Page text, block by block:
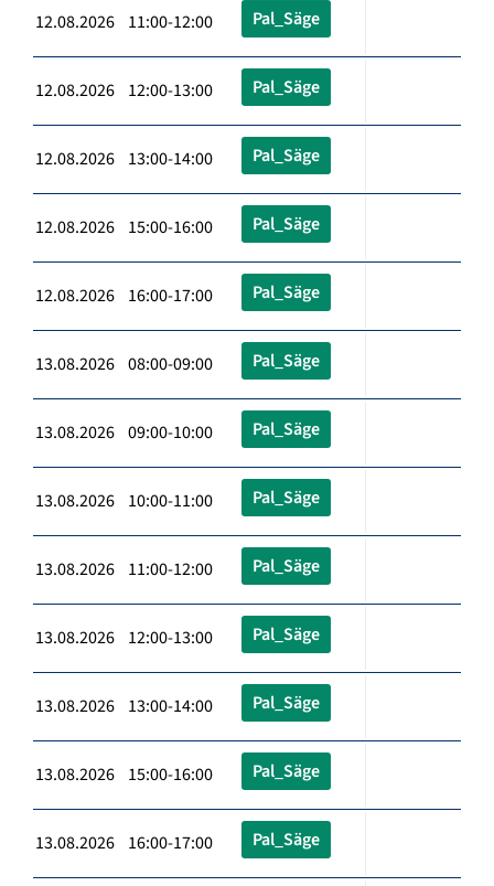
12.08.2026 11:00-12:00 Pal_Säge
12.08.2026 12:00-13:00 Pal_Säge
12.08.2026 13:00-14:00 Pal_Säge
12.08.2026 15:00-16:00 Pal_Säge
12.08.2026 16:00-17:00 Pal_Säge
13.08.2026 08:00-09:00 Pal_Säge
13.08.2026 09:00-10:00 Pal_Säge
13.08.2026 10:00-11:00 Pal_Säge
13.08.2026 11:00-12:00 Pal_Säge
13.08.2026 12:00-13:00 Pal_Säge
13.08.2026 13:00-14:00 Pal_Säge
13.08.2026 15:00-16:00 Pal_Säge
13.08.2026 16:00-17:00 Pal_Säge